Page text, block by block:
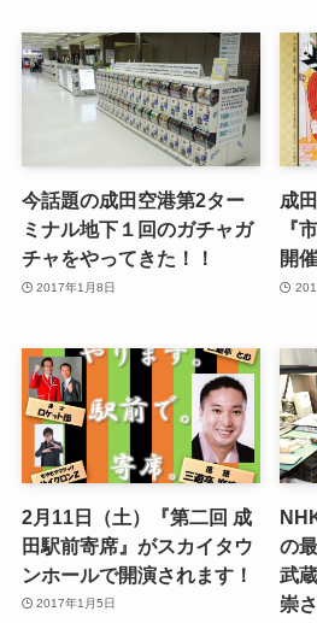
今話題の成田空港第2ター
ミナル地下１回のガチャガ
チャをやってきた！！
2017年1月8日
成
『
開
2月11日（土）『第二回 成
田駅前寄席』がスカイタウ
ンホールで開演されます！
2017年1月5日
の
武
崇